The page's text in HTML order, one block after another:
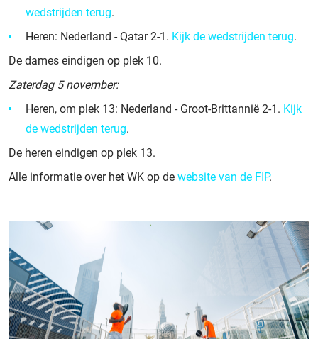
wedstrijden terug.
Heren: Nederland - Qatar 2-1. Kijk de wedstrijden terug.
De dames eindigen op plek 10.
Zaterdag 5 november:
Heren, om plek 13: Nederland - Groot-Brittannië 2-1. Kijk
de wedstrijden terug.
De heren eindigen op plek 13.
Alle informatie over het WK op de website van de FIP.